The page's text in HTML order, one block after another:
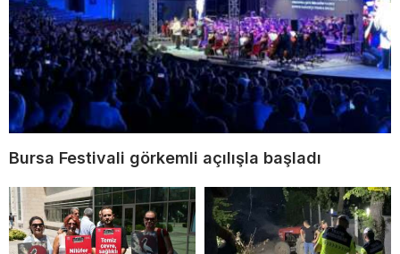
Bursa Festivali görkemli açılışla başladı